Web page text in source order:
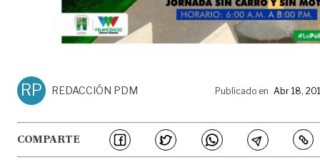
RP REDACCIÓN PDM Publicado en Abr 18,
COMPARTE